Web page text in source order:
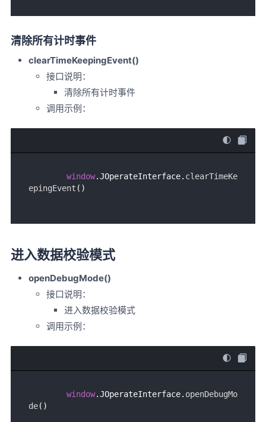
清除所有计时事件
clearTimeKeepingEvent()
接口说明：
清除所有计时事件
调用示例：
window.JOperateInterface. clearTimeKe
epingEvent
进入数据校验模式
openDebugMode()
接口说明：
进入数据校验模式
调用示例：
window.JOperateInterface. openDebugMo
de